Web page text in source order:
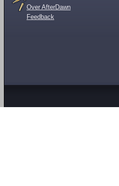
Over AfterDawn
Feedback